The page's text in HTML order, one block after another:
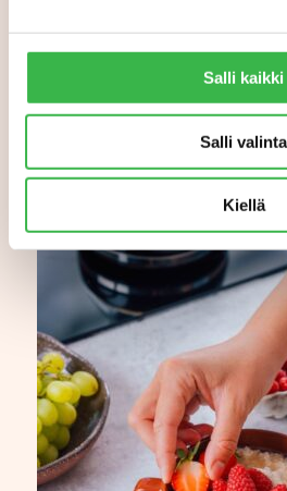
Salli kaikki
Salli valinta
Kiellä
Aiheeseen